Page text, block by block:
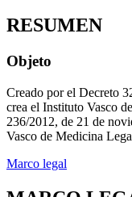
RESUMEN
Objeto
Creado por el Decreto
crea el Instituto Vasco
236/2012, de 21 de
Vasco de Medicina
Marco legal